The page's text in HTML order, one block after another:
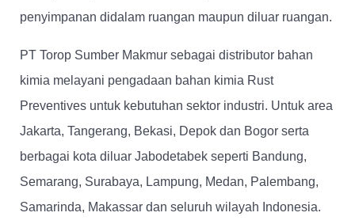
penyimpanan didalam ruangan maupun diluar ruangan.
PT Torop Sumber Makmur sebagai distributor bahan
kimia melayani pengadaan bahan kimia Rust
Preventives untuk kebutuhan sektor industri. Untuk area
Jakarta, Tangerang, Bekasi, Depok dan Bogor serta
berbagai kota diluar Jabodetabek seperti Bandung,
Semarang, Surabaya, Lampung, Medan, Palembang,
Samarinda, Makassar dan seluruh wilayah Indonesia.